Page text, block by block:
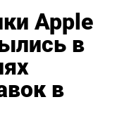
Apple
в
в